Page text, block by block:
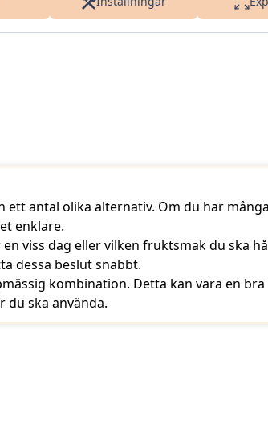
antal olika alternativ. Om du har
enklare.
viss dag eller vilken fruktsmak du ska
dessa beslut snabbt.
kombination. Detta kan vara en
ska använda.